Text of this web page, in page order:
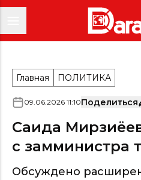
Главная ПОЛИТИКА
09.06.2026 11:10Поделиться
Саида
с замминистра
Обсуждено